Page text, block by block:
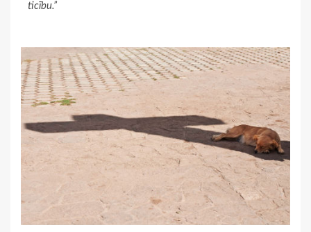
ticību.”